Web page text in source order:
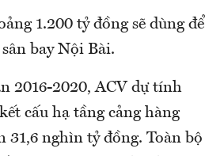
1.200 tỷ đồng sẽ dùng để
bay Nội Bài.
2016-2020, ACV dự tính
cấu hạ tầng cảng hàng
31,6 nghìn tỷ đồng. Toàn bộ